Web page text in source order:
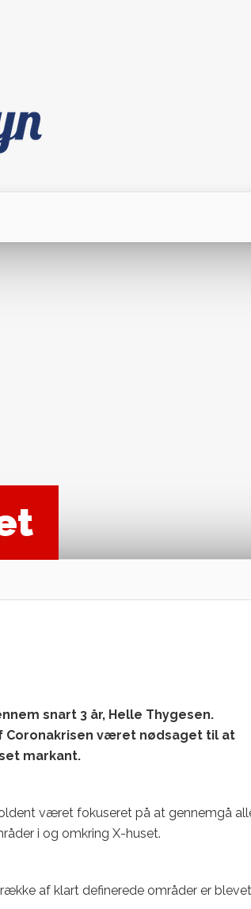
snart 3 år, Helle Thygesen.
Coronakrisen været nødsaget til at
markant.
været fokuseret på at gennemgå
i og omkring X-huset.
af klart definerede områder er blevet